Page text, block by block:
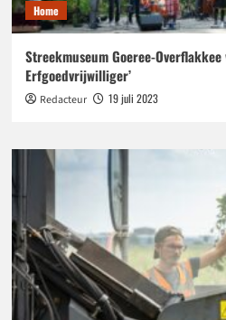
Home
Streekmuseum Goeree-Overflakkee
Erfgoedvrijwilliger’
Redacteur 19 juli 2023